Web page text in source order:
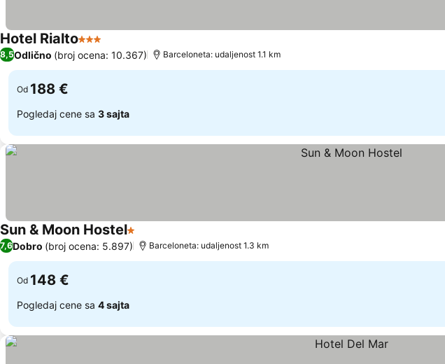
Hotel Rialto3 ZvezdicePogledaj cene
8,5Odlično (broj ocena: 10.367) Barceloneta: udaljenost 1.1 km
Od 188 €
Pogledaj cene sa 3 sajta
Sun & Moon Hostel1 Zvezdice
Pogledaj cene
7,6Dobro (broj ocena: 5.897) Barceloneta: udaljenost 1.3 km
Od 148 €
Pogledaj cene sa 4 sajta